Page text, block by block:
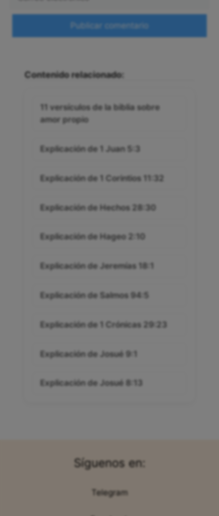
Contenido relacionado:
11 versículos de la biblia sobre
amor propio
Explicación de 1 Juan 5:3
Explicación de 1 Corintios 11:32
Explicación de Hechos 28:30
Explicación de Hageo 2:10
Explicación de Jeremías 18:1
Explicación de Salmos 94:5
Explicación de 1 Crónicas 29:23
Explicación de Josué 9:1
Explicación de Josué 8:13
Síguenos en:
Telegram